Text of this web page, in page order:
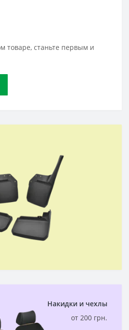
товаре, станьте первым и
Накидки и чехлы
от 200 грн.